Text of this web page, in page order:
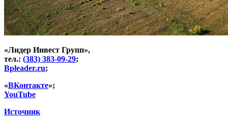
«Лидер Инвест Групп»,
тел.: (383) 383-09-29;
Bpleader.ru;
«ВКонтакте»;
YouTube
Источник